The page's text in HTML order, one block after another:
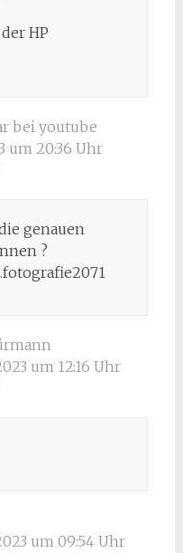
HP
bei youtube
um 20:36 Uhr
genauen
?
um 12:16 Uhr
um 09:54 Uhr